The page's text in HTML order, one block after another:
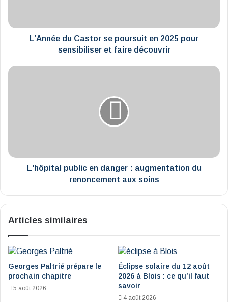
sensibiliser
L’Année du Castor se poursuit en 2025 pour
sensibiliser et faire découvrir
L'hôpital
aux
L'hôpital public en danger : augmentation du
renoncement aux soins
Articles similaires
Georges Paltrié prépare le
prochain chapitre
5 août 2026
Éclipse solaire du 12 août
2026 à Blois : ce qu’il faut
savoir
4 août 2026